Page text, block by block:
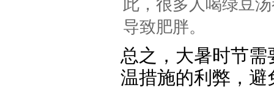
此，很多人喝绿豆
导致肥胖。
总之，大暑时节
温措施的利弊，